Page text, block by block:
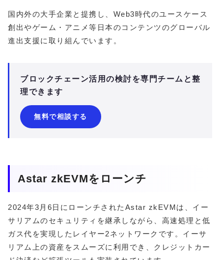
国内外の大手企業と提携し、Web3時代のユースケース
創出やゲーム・アニメ等日本のコンテンツのグローバル
進出支援に取り組んでいます。
ブロックチェーン活用の検討を専門チームと整
理できます
無料で相談する
Astar zkEVMをローンチ
2024年3月6日にローンチされたAstar zkEVMは、イー
サリアムのセキュリティを継承しながら、高速処理と低
ガス代を実現したレイヤー2ネットワークです。イーサ
リアム上の資産をスムーズに利用でき、クレジットカー